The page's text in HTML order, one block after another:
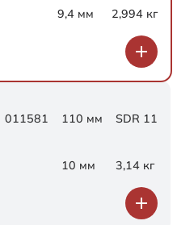
9,4 мм 2,994 кг
011581 110 мм SDR 11
10 мм 3,14 кг